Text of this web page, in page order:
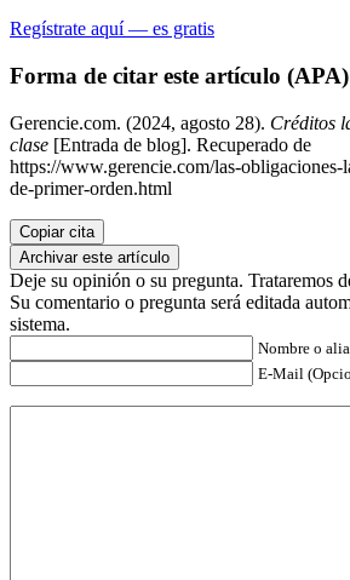
Regístrate aquí — es gratis
Forma de citar este artículo
Gerencie.com. (2024, agosto 28). Créditos
clase [Entrada de blog]. Recuperado de
https://www.gerencie.com/las-obligaciones-
de-primer-orden.html
Copiar cita
Archivar este artículo
Deje su opinión o su pregunta. Trataremos
Su comentario o pregunta será editada
sistema.
Nombre o
E-Mail